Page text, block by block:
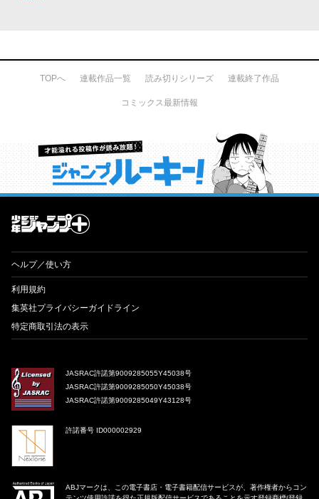
TOPへ 連載作品一覧 読み切りシリーズ 連載終了作品
コミックス最新情報
才能溢れる投稿作が読み放題！ ジャンプルーキー！
ヘルプ／使い方
利用規約
集英社プライバシーガイドライン
特定商取引法の表示
JASRAC許諾第9009285055Y45038号
JASRAC許諾第9009285050Y45038号
JASRAC許諾第9009285049Y43128号
許諾番号 ID000002929
ABJマークは、この電子書店・電子書籍配信サービスが、著作権者からコン